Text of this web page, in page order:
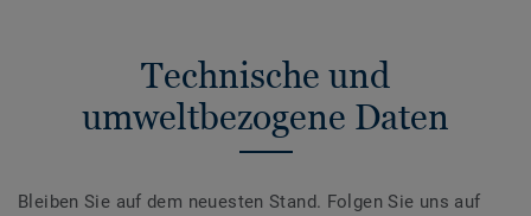
Technische und
umweltbezogene Daten
Bleiben Sie auf dem neuesten Stand. Folgen Sie uns auf